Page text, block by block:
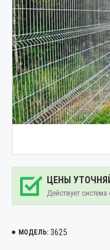
ЦЕНЫ
Действует
МОДЕЛЬ: 3625